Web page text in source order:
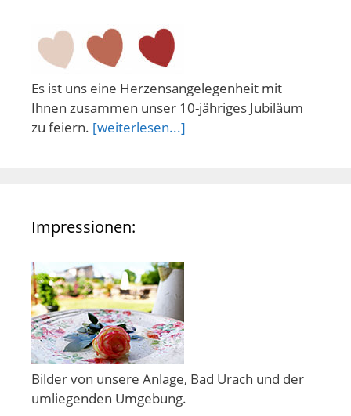
Es ist uns eine Herzensangelegenheit mit
Ihnen zusammen unser 10-jähriges Jubiläum
zu feiern. [weiterlesen...]
Impressionen:
Bilder von unsere Anlage, Bad Urach und der
umliegenden Umgebung.